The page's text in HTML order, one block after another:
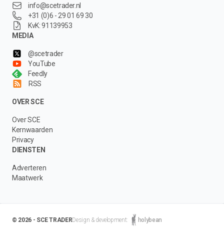
info@scetrader.nl
+31 (0)6 - 29 01 69 30
KvK: 91139953
MEDIA
@scetrader
YouTube
Feedly
RSS
OVER SCE
Over SCE
Kernwaarden
Privacy
DIENSTEN
Adverteren
Maatwerk
© 2026 - SCE TRADERDesign & development: holybean